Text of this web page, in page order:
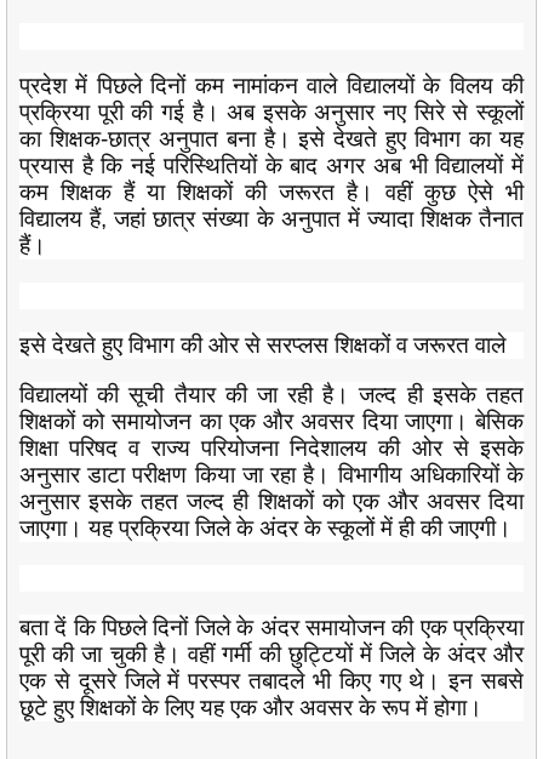
प्रदेश में पिछले दिनों कम नामांकन वाले विद्यालयों के विलय की
प्रक्रिया पूरी की गई है। अब इसके अनुसार नए सिरे से स्कूलों
का शिक्षक-छात्र अनुपात बना है। इसे देखते हुए विभाग का यह
प्रयास है कि नई परिस्थितियों के बाद अगर अब भी विद्यालयों में
कम शिक्षक हैं या शिक्षकों की जरूरत है। वहीं कुछ ऐसे भी
विद्यालय हैं, जहां छात्र संख्या के अनुपात में ज्यादा शिक्षक तैनात
हैं।
इसे देखते हुए विभाग की ओर से सरप्लस शिक्षकों व जरूरत वाले
विद्यालयों की सूची तैयार की जा रही है। जल्द ही इसके तहत
शिक्षकों को समायोजन का एक और अवसर दिया जाएगा। बेसिक
शिक्षा परिषद व राज्य परियोजना निदेशालय की ओर से इसके
अनुसार डाटा परीक्षण किया जा रहा है। विभागीय अधिकारियों के
अनुसार इसके तहत जल्द ही शिक्षकों को एक और अवसर दिया
जाएगा। यह प्रक्रिया जिले के अंदर के स्कूलों में ही की जाएगी।
बता दें कि पिछले दिनों जिले के अंदर समायोजन की एक प्रक्रिया
पूरी की जा चुकी है। वहीं गर्मी की छुट्टियों में जिले के अंदर और
एक से दूसरे जिले में परस्पर तबादले भी किए गए थे। इन सबसे
छूटे हुए शिक्षकों के लिए यह एक और अवसर के रूप में होगा।